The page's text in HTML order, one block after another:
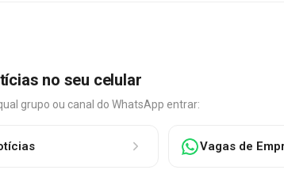
no seu celular
grupo ou canal do WhatsApp entrar:
Vagas de